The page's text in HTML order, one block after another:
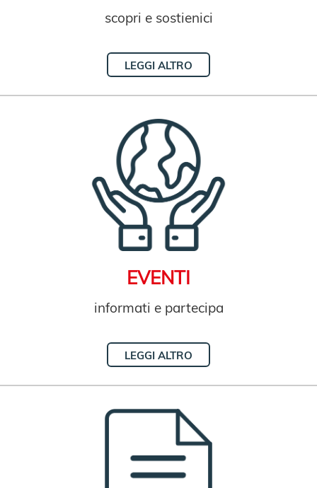
scopri e sostienici
LEGGI ALTRO
EVENTI
informati e partecipa
LEGGI ALTRO